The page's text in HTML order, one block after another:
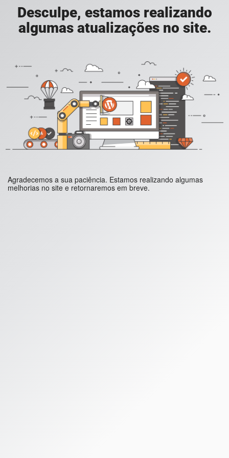
Desculpe, estamos realizando
algumas atualizações no site.
Agradecemos a sua paciência. Estamos realizando algumas
melhorias no site e retornaremos em breve.